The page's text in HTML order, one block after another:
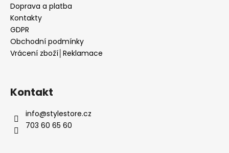
Doprava a platba
Kontakty
GDPR
Obchodní podmínky
Vrácení zboží│Reklamace
Kontakt
info@stylestore.cz
703 60 65 60